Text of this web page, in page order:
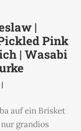
|
Pink
| Wasabi
auf ein Brisket
grandios